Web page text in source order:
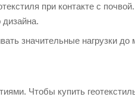
при контакте с
значительные нагрузки
Чтобы купить